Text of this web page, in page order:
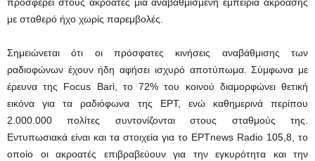
προσφέρει στους ακροατές μια αναβαθμισμένη εμπειρία ακρόασης
με σταθερό ήχο χωρίς παρεμβολές.
Σημειώνεται ότι οι πρόσφατες κινήσεις αναβάθμισης των
ραδιοφώνων έχουν ήδη αφήσει ισχυρό αποτύπωμα. Σύμφωνα με
έρευνα της Focus Bari, το 72% του κοινού διαμορφώνει θετική
εικόνα για τα ραδιόφωνα της ΕΡΤ, ενώ καθημερινά περίπου
2.000.000 πολίτες συντονίζονται στους σταθμούς της.
Εντυπωσιακά είναι και τα στοιχεία για το ΕΡΤnews Radio 105,8, το
οποίο οι ακροατές επιβραβεύουν για την εγκυρότητα και την